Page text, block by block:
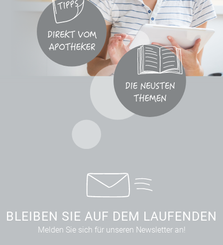
BLEIBEN SIE AUF DEM LAUFENDEN
Melden Sie sich für unseren Newsletter an!